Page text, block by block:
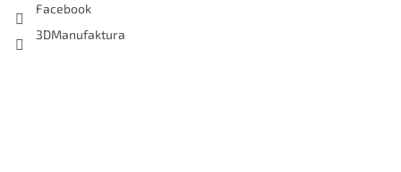
Facebook
3DManufaktura